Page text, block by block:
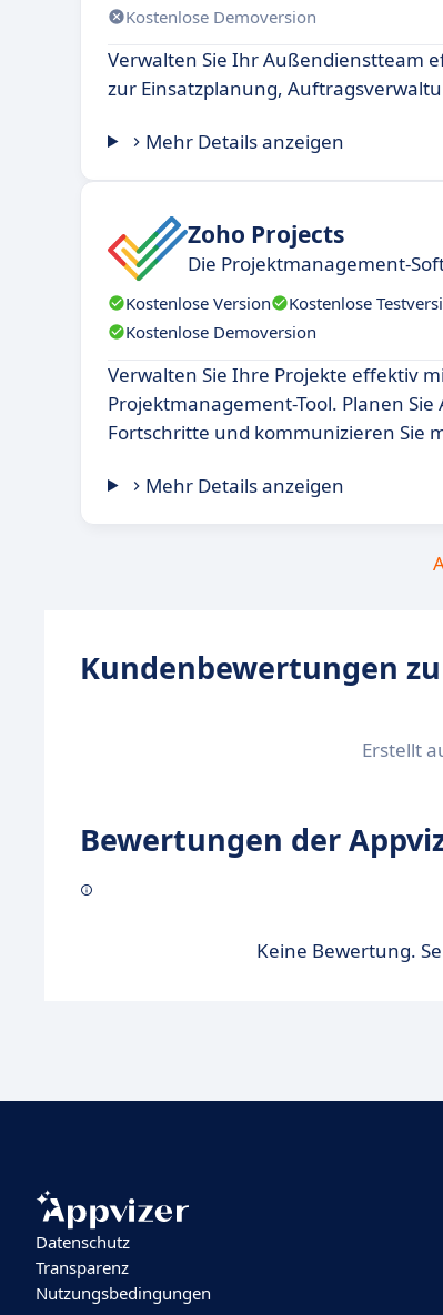
Kostenlose Demoversion
Verwalten Sie Ihr Außendienstteam
zur Einsatzplanung,
Mehr Details anzeigen
Zoho Projects
Die Projektmanagement-
Kostenlose Version
Kostenlose
Kostenlose Demoversion
Verwalten Sie Ihre Projekte effektiv
Projektmanagement-Tool. Planen
Fortschritte und kommunizieren Sie
Mehr Details anzeigen
Kundenbewertungen
Erstellt
Bewertungen der
Keine Bewertung.
Datenschutz
Transparenz
Nutzungsbedingungen